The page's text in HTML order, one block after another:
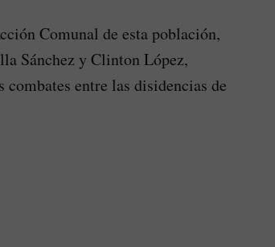
Comunal de esta población,
Sánchez y Clinton López,
entre las disidencias de